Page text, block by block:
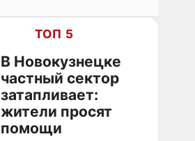
ТОП 5
В Новокузнецке
частный сектор
затапливает:
жители просят
помощи